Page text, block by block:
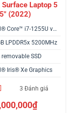
Laptop 5
(2022)
Intel® Core™ i7-1255U vPro
LPDDR5x 5200MHz
removable SSD
Iris® Xe Graphics
5
3 Đánh giá
₫